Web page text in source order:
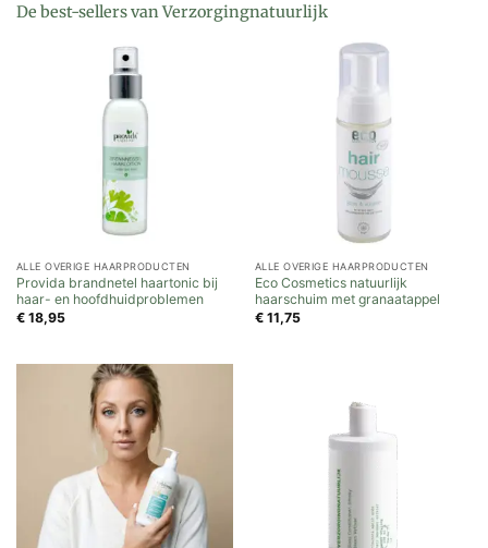
De best-sellers van Verzorgingnatuurlijk
ALLE OVERIGE HAARPRODUCTEN
Provida brandnetel haartonic bij
haar- en hoofdhuidproblemen
€18,95
ALLE OVERIGE HAARPRODUCTEN
Eco Cosmetics natuurlijk
haarschuim met granaatappel
€11,75